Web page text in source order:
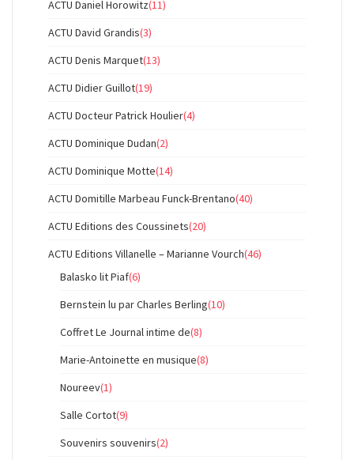
ACTU Daniel Horowitz(11)
ACTU David Grandis(3)
ACTU Denis Marquet(13)
ACTU Didier Guillot(19)
ACTU Docteur Patrick Houlier(4)
ACTU Dominique Dudan(2)
ACTU Dominique Motte(14)
ACTU Domitille Marbeau Funck-Brentano(40)
ACTU Editions des Coussinets(20)
ACTU Editions Villanelle – Marianne Vourch(46)
Balasko lit Piaf(6)
Bernstein lu par Charles Berling(10)
Coffret Le Journal intime de(8)
Marie-Antoinette en musique(8)
Noureev(1)
Salle Cortot(9)
Souvenirs souvenirs(2)